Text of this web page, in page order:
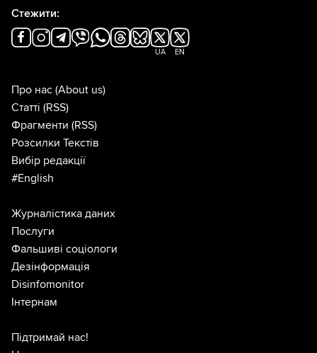
Стежити:
UA EN
Про нас (About us)
Статті (RSS)
Фрагменти (RSS)
Розсилки Текстів
Вибір редакції
#English
Журналістика даних
Послуги
Фальшиві соціологи
Дезінформація
Disinfomonitor
Інтернам
Підтримай нас!